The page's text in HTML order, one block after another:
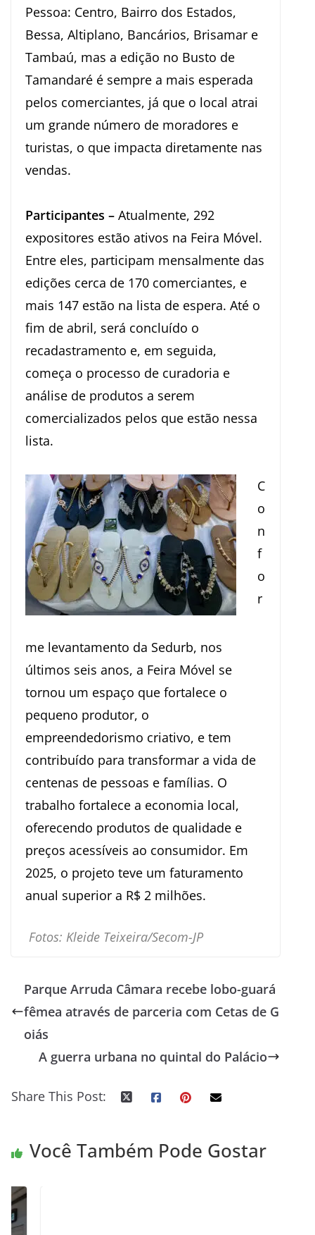
Pessoa: Centro, Bairro dos Estados,
Bessa, Altiplano, Bancários, Brisamar e
Tambaú, mas a edição no Busto de
Tamandaré é sempre a mais esperada
pelos comerciantes, já que o local atrai
um grande número de moradores e
turistas, o que impacta diretamente nas
vendas.
Participantes – Atualmente, 292
expositores estão ativos na Feira Móvel.
Entre eles, participam mensalmente das
edições cerca de 170 comerciantes, e
mais 147 estão na lista de espera. Até o
fim de abril, será concluído o
recadastramento e, em seguida,
começa o processo de curadoria e
análise de produtos a serem
comercializados pelos que estão nessa
lista.
C
o
n
f
o
r
me levantamento da Sedurb, nos
últimos seis anos, a Feira Móvel se
tornou um espaço que fortalece o
pequeno produtor, o
empreendedorismo criativo, e tem
contribuído para transformar a vida de
centenas de pessoas e famílias. O
trabalho fortalece a economia local,
oferecendo produtos de qualidade e
preços acessíveis ao consumidor. Em
2025, o projeto teve um faturamento
anual superior a R$ 2 milhões.
Fotos: Kleide Teixeira/Secom-JP
Parque Arruda Câmara recebe lobo-guará
fêmea através de parceria com Cetas de G
oiás
A guerra urbana no quintal do Palácio
Share This Post:
Você Também Pode Gostar